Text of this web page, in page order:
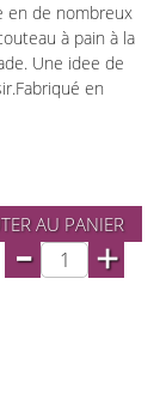
en de nombreux
à pain à la
Une idee de
en
AU PANIER
- +